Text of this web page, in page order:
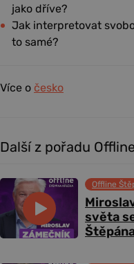
jako dříve?
Jak interpretovat
to samé?
Více o česko
Další z pořadu
světa
Offline